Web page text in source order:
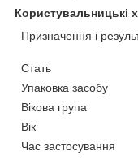
Користувальницькі
Призначення і
Стать
Упаковка засобу
Вікова група
Вік
Час застосування